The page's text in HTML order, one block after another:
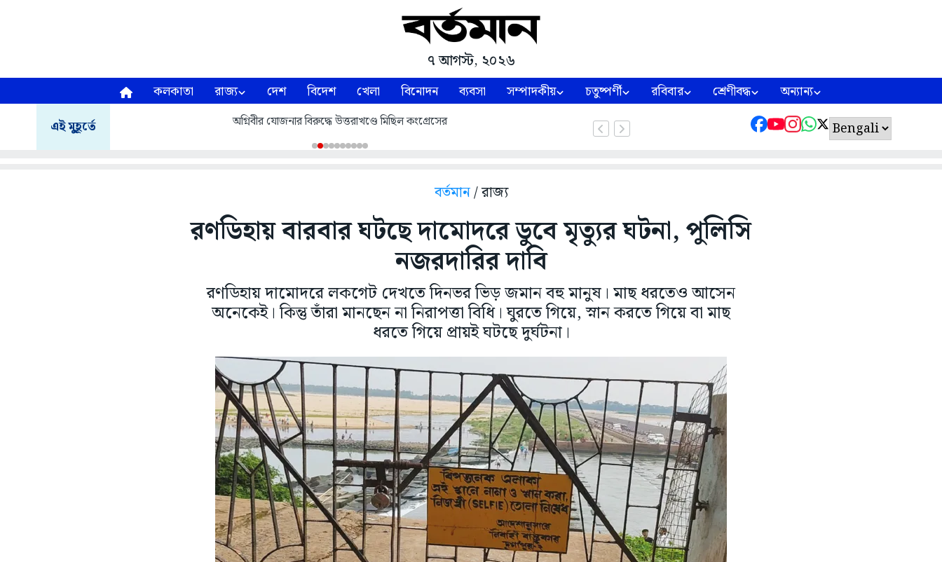
৭ আগস্ট, ২০২৬
কলকাতা রাজ্য দেশ বিদেশ খেলা বিনোদন ব্যবসা সম্পাদকীয় চতুষ্পর্ণী রবিবার শ্রেণীবদ্ধ অন্যান্য
এই মুহূর্তে অগ্নিবীর যোজনার বিরুদ্ধে উত্তরাখণ্ডে মিছিল কংগ্রেসের
বর্তমান/ রাজ্য
রণডিহায় বারবার ঘটছে দামোদরে ডুবে মৃত্যুর ঘটনা, পুলিসি
নজরদারির দাবি
রণডিহায় দামোদরে লকগেট দেখতে দিনভর ভিড় জমান বহু মানুষ। মাছ ধরতেও আসেন
অনেকেই। কিন্তু তাঁরা মানছেন না নিরাপত্তা বিধি। ঘুরতে গিয়ে, স্নান করতে গিয়ে বা মাছ
ধরতে গিয়ে প্রায়ই ঘটছে দুর্ঘটনা।